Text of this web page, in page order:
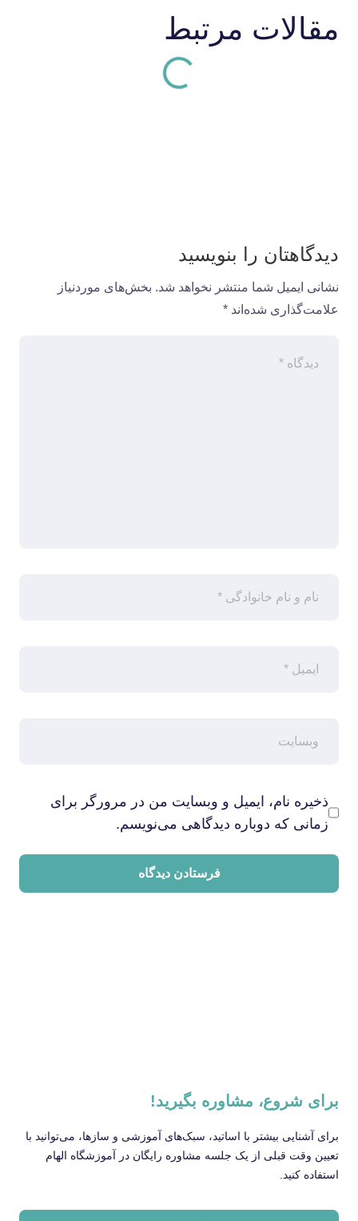
مقالات مرتبط
دیدگاهتان را بنویسید
نشانی ایمیل شما منتشر نخواهد شد. بخش‌های موردنیاز
علامت‌گذاری شده‌اند *
ذخیره نام، ایمیل و وبسایت من در مرورگر برای
زمانی که دوباره دیدگاهی می‌نویسم.
برای شروع، مشاوره بگیرید!
برای آشنایی بیشتر با اساتید، سبک‌های آموزشی و سازها، می‌توانید با
تعیین وقت قبلی از یک جلسه مشاوره رایگان در آموزشگاه الهام
استفاده کنید.